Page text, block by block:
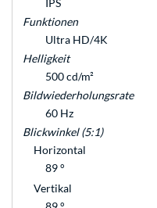
IPS
Funktionen
Ultra HD/4K
Helligkeit
500 cd/m²
Bildwiederholungsrate
60 Hz
Blickwinkel (5:1)
Horizontal
89 °
Vertikal